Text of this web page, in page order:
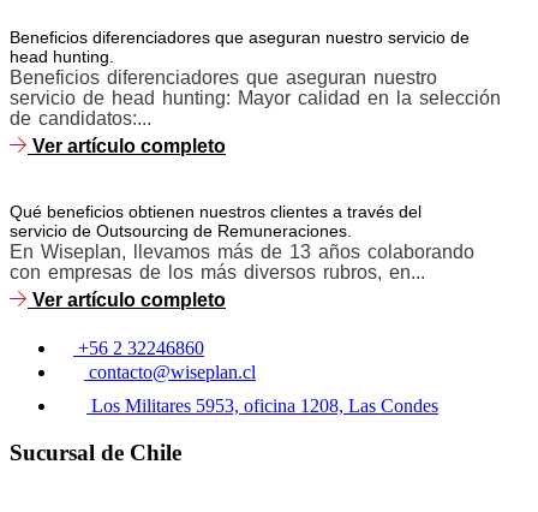
Beneficios diferenciadores que aseguran nuestro servicio de
head hunting.
Beneficios diferenciadores que aseguran nuestro
servicio de head hunting: Mayor calidad en la selección
de candidatos:...
Ver artículo completo
Qué beneficios obtienen nuestros clientes a través del
servicio de Outsourcing de Remuneraciones.
En Wiseplan, llevamos más de 13 años colaborando
con empresas de los más diversos rubros, en...
Ver artículo completo
+56 2 32246860
contacto@wiseplan.cl
Los Militares 5953, oficina 1208, Las Condes
Sucursal de Chile